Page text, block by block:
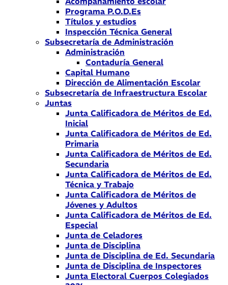
Programa P.O.D.Es
Títulos y estudios
Inspección Técnica General
Subsecretaría de Administración
Administración
Contaduría General
Capital Humano
Dirección de Alimentación Escolar
Subsecretaría de Infraestructura Escolar
Juntas
Junta Calificadora de Méritos de Ed.
Inicial
Junta Calificadora de Méritos de Ed.
Primaria
Junta Calificadora de Méritos de Ed.
Secundaria
Junta Calificadora de Méritos de Ed.
Técnica y Trabajo
Junta Calificadora de Méritos de
Jóvenes y Adultos
Junta Calificadora de Méritos de Ed.
Especial
Junta de Celadores
Junta de Disciplina
Junta de Disciplina de Ed. Secundaria
Junta de Disciplina de Inspectores
Junta Electoral Cuerpos Colegiados